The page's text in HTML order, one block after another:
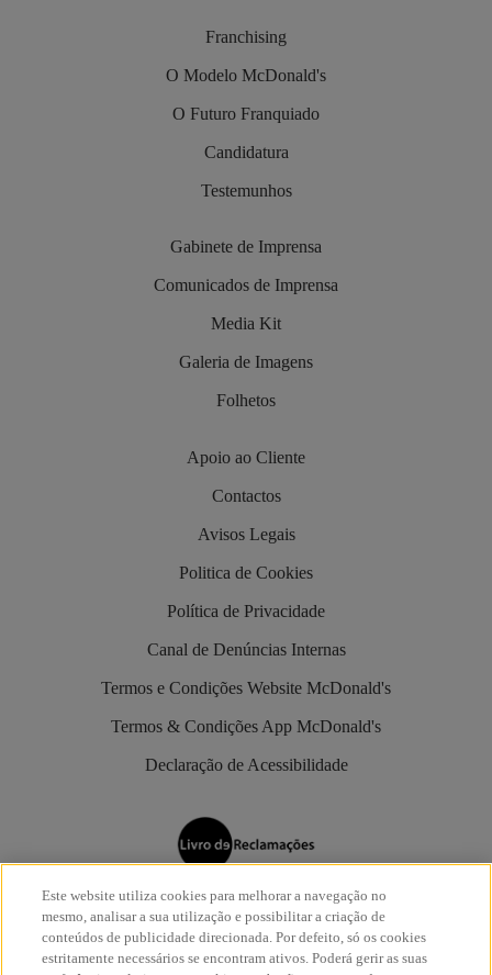
Franchising
O Modelo McDonald's
O Futuro Franquiado
Candidatura
Testemunhos
Gabinete de Imprensa
Comunicados de Imprensa
Media Kit
Galeria de Imagens
Folhetos
Apoio ao Cliente
Contactos
Avisos Legais
Politica de Cookies
Política de Privacidade
Canal de Denúncias Internas
Termos e Condições Website McDonald's
Termos & Condições App McDonald's
Declaração de Acessibilidade
Os restaurantes McDonald’s são aderentes doLivro de
Reclamações Eletrónico.
Este website utiliza cookies para melhorar a navegação no
mesmo, analisar a sua utilização e possibilitar a criação de
conteúdos de publicidade direcionada. Por defeito, só os cookies
estritamente necessários se encontram ativos. Poderá gerir as suas